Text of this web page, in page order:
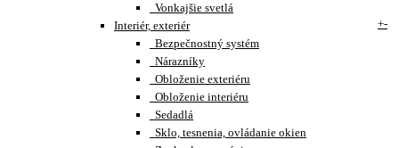
Vonkajšie svetlá
Interiér, exteriér
+-
Bezpečnostný systém
Nárazníky
Obloženie exteriéru
Obloženie interiéru
Sedadlá
Sklo, tesnenia, ovládanie okien